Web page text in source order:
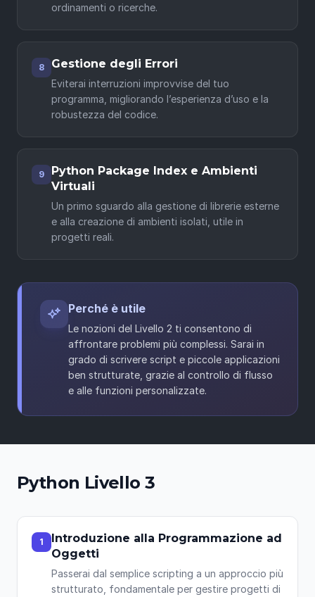
ordinamenti o ricerche.
8 Gestione degli Errori
Eviterai interruzioni improvvise del tuo
programma, migliorando l’esperienza d’uso e la
robustezza del codice.
9
Python Package Index e Ambienti
Virtuali
Un primo sguardo alla gestione di librerie esterne
e alla creazione di ambienti isolati, utile in
progetti reali.
Perché è utile
Le nozioni del Livello 2 ti consentono di
affrontare problemi più complessi. Sarai in
grado di scrivere script e piccole applicazioni
ben strutturate, grazie al controllo di flusso
e alle funzioni personalizzate.
Python Livello 3
1
Introduzione alla Programmazione ad
Oggetti
Passerai dal semplice scripting a un approccio più
strutturato, fondamentale per gestire progetti di